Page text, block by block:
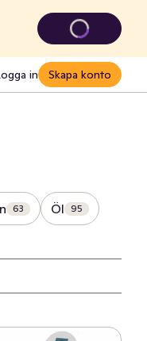
in Skapa konto
63 Öl 95